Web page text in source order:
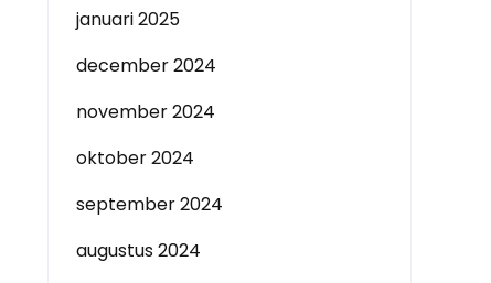
januari 2025
december 2024
november 2024
oktober 2024
september 2024
augustus 2024